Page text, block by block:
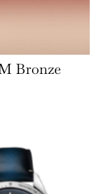
Bronze